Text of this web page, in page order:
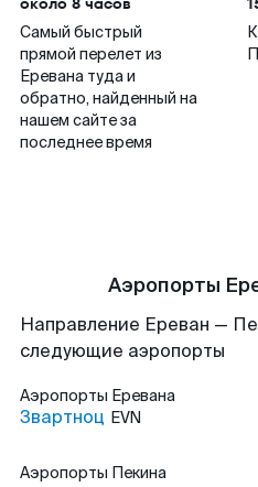
Самый быстрый
прямой перелет из
Еревана туда и
обратно, найденный на
нашем сайте за
последнее время
Аэропорты
Направление Ереван —
следующие аэропорты
Аэропорты Еревана
Звартноц EVN
Аэропорты Пекина